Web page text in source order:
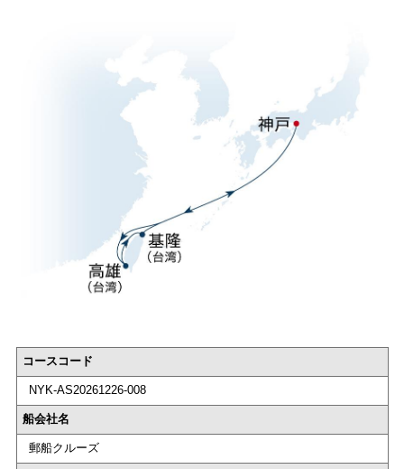
コースコード
NYK-AS20261226-008
船会社名
郵船クルーズ